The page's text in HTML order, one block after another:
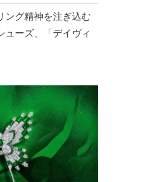
ング精神を注ぎ込む
ューズ、「デイヴィ